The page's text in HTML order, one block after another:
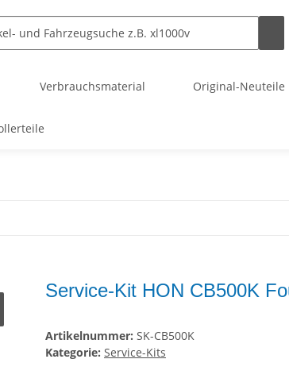
Verbrauchsmaterial Original-Neuteile
Service-Kit HON CB500K
Artikelnummer: SK-CB500K
Kategorie: Service-Kits